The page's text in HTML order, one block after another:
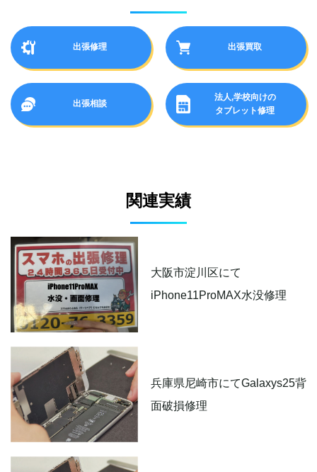
出張修理 出張買取
出張相談
法人,学校向けの
タブレット修理
関連実績
大阪市淀川区にて
iPhone11ProMAX水没修理
兵庫県尼崎市にてGalaxys25背
面破損修理